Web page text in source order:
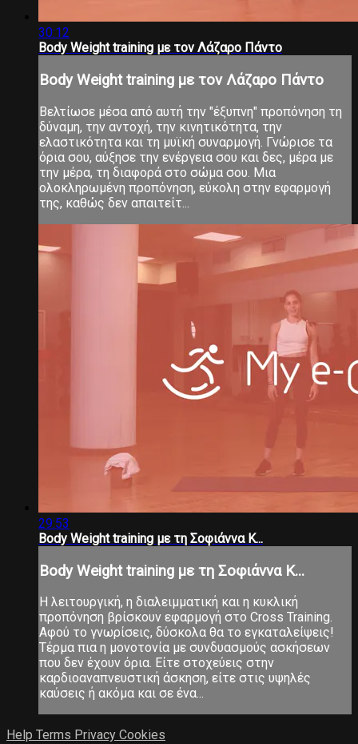
30:12
Body Weight training με τον Λάζαρο Πάντο
Body Weight training με τον Λάζαρο Πάντο
Βελτίωσε μέσα από αυτή την "έξυπνη" προπόνηση τη
δύναμη, την αντοχή, την κινητικότητα, την
ελαστικότητα και τη μυϊκή συναρμογή. Γνώρισε τα
όρια σου, αύξησε την ενέργεια σου και δες, μέρα με
την μέρα, τη διαφορά στο σώμα σου. Μια
ολοκληρωμένη προπόνηση, εύκολη στην εφαρμογή
της, καθώς δεν απαιτείτ...
29:53
Βody Weight training με τη Σοφιάννα Κ...
Βody Weight training με τη Σοφιάννα Κ...
Η λειτουργική, η διαλειμματική και η κυκλική
προπόνηση βρίσκουν εφαρμογή στο Cross Training.
Αφού το γνωρίσεις, δύσκολα θα το εγκαταλείψεις!
Τέρμα πια η μονοτονία με συνδυασμούς ασκήσεων
που δεν έχουν όρια. Είτε στοχεύεις στην
καρδιοαναπνευστική άσκηση, είτε στις υψηλές
καύσεις ή ακόμα και σε ένα...
Help Terms Privacy Cookies